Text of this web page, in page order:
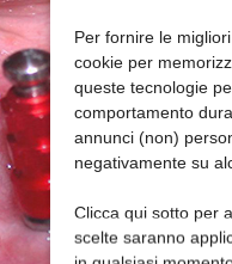
Per fornire le
cookie per
queste tecnologie
comportamento
annunci (non)
negativamente su
Clicca qui sotto per
scelte saranno